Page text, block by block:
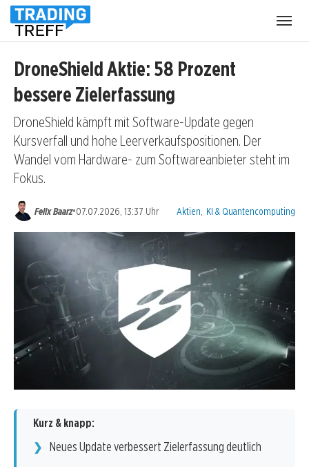
DroneShield Aktie: 58 Prozent
bessere Zielerfassung
DroneShield kämpft mit Software-Update gegen
Kursverfall und hohe Leerverkaufspositionen. Der
Wandel vom Hardware- zum Softwareanbieter steht im
Fokus.
Felix Baarz•07.07.2026, 13:37 Uhr Kategorien:
Aktien KI & Quantencomputing
Kurz & knapp:
Neues Update verbessert Zielerfassung deutlich